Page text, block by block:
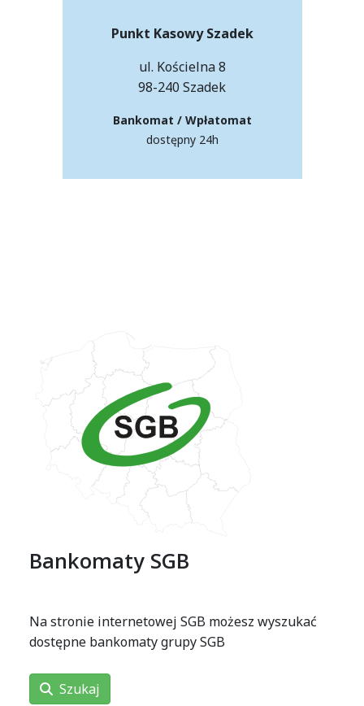
Punkt Kasowy Szadek
ul. Kościelna 8
98-240 Szadek
Bankomat / Wpłatomat
dostępny 24h
Bankomaty SGB
Na stronie internetowej SGB możesz wyszukać
dostępne bankomaty grupy SGB
Szukaj